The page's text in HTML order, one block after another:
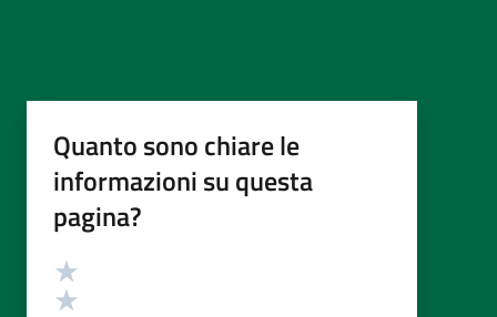
Quanto sono chiare le
informazioni su questa
pagina?
Valutazione